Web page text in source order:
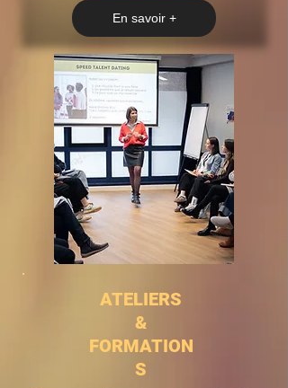
En savoir +
ATELIERS
&
FORMATION
S